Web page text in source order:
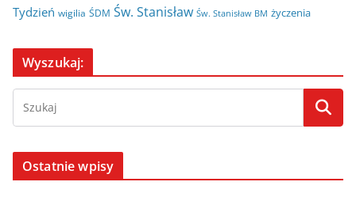
Tydzień wigilia ŚDM Św. Stanisław Św. Stanisław BM życzenia
Wyszukaj:
Ostatnie wpisy